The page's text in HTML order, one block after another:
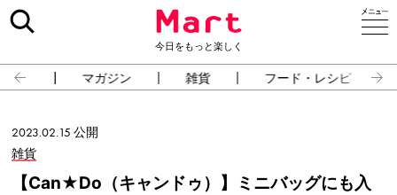
今日をもっと楽しく
占い マガジン 雑貨 フード・レシピ
2023.02.15 公開
雑貨
【Can★Do（キャンドゥ）】ミニバッグにも入